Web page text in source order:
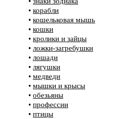
• корабли
• кошельковая мышь
• кошки
• кролики и зайцы
• ложки-загребушки
• лошади
• лягушки
• медведи
• мышки и крысы
• обезьяны
• профессии
• птицы